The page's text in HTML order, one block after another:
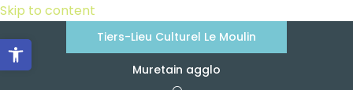
Skip to content
Ouvrir la barre d’outils Tiers-Lieu Culturel Le Moulin
Muretain agglo